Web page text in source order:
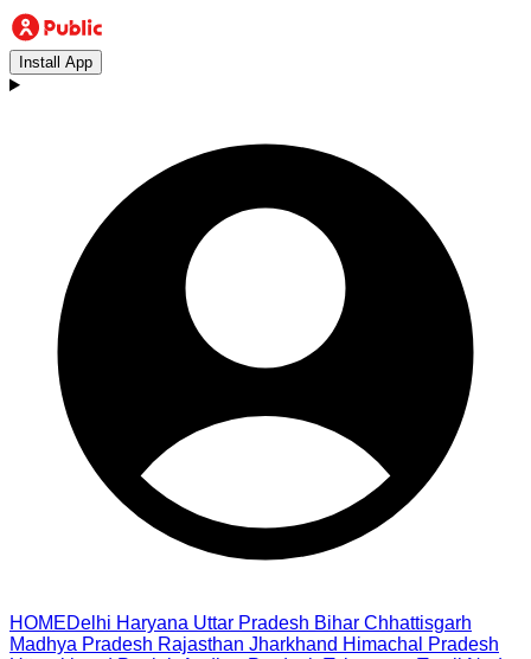
Install App
HOMEDelhi Haryana Uttar Pradesh Bihar Chhattisgarh
Madhya Pradesh Rajasthan Jharkhand Himachal Pradesh